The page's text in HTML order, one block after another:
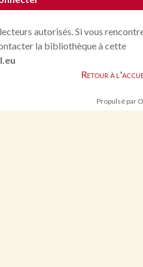
autorisés. Si vous
la bibliothèque à cette
Retour à
Propulsé par